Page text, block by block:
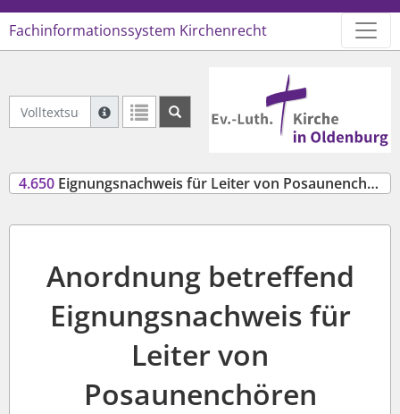
Fachinformationssystem Kirchenrecht
Volltextsuche Geltendes RechtSuche mit Platzhalter "*", Bsp. Pfarrer*, findet
Weitere Suchoperatoren finden Sie in unserer Hilfe.
Logo Ev.-Luth. Kirche in
4.650 Eignungsnachweis für Leiter von Posaunenchören (AOEignNachwPos)
Anordnung betreffend
Eignungsnachweis für
Leiter von
Posaunenchören